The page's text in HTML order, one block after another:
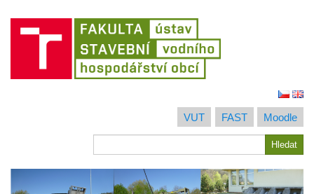
VUT FAST
Moodle
Hledat